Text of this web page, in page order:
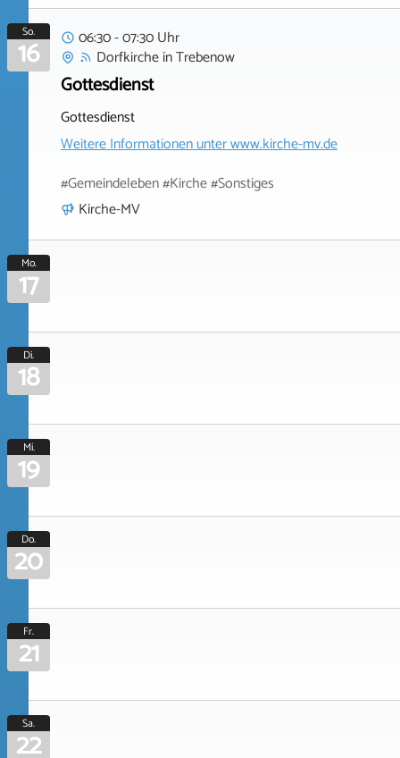
So.
16
06:30 - 07:30 Uhr
DorfkircheinTrebenow
Gottesdienst
Gottesdienst
Weitere Informationen unterwww.kirche-mv.de
#Gemeindeleben #Kirche #Sonstiges
Kirche-MV
Mo.
17
Di.
18
Mi.
19
Do.
20
Fr.
21
Sa.
22